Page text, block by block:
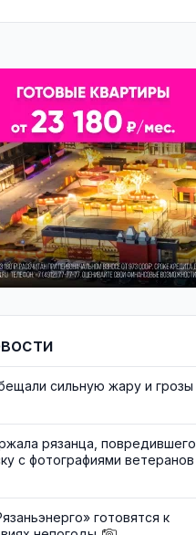
сильную жару и грозы
рязанца, повредившего
с фотографиями ветеранов
готовятся к